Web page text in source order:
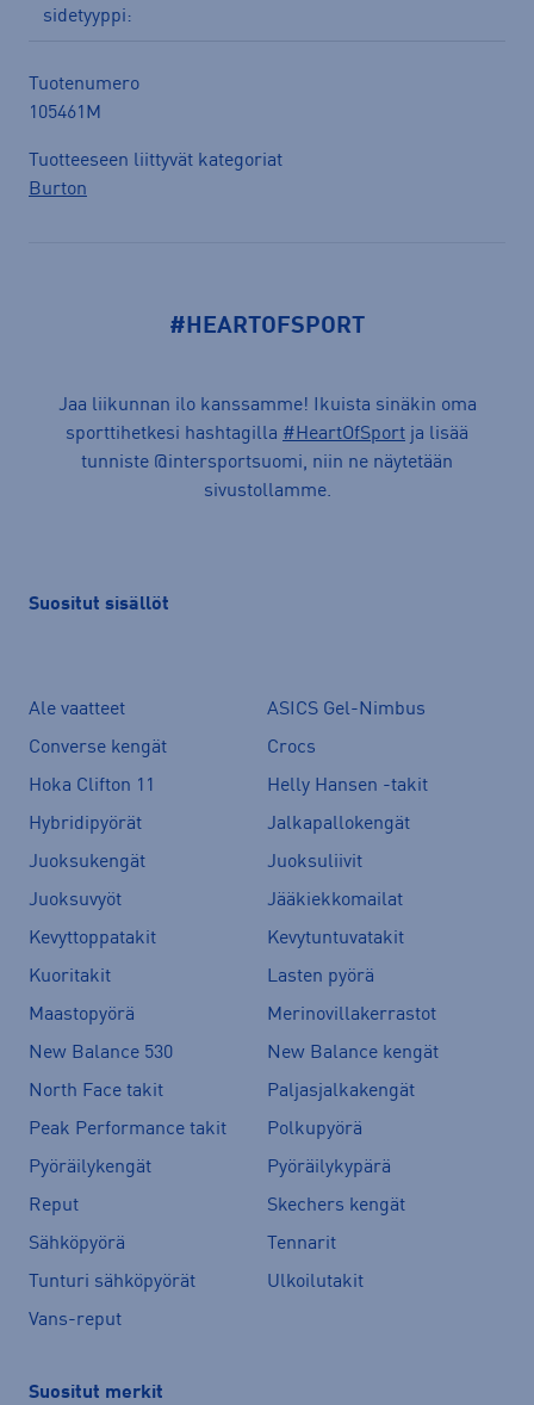
sidetyyppi:
Tuotenumero
105461M
Tuotteeseen liittyvät kategoriat
Burton
#HEARTOFSPORT
Jaa liikunnan ilo kanssamme! Ikuista sinäkin oma
sporttihetkesi hashtagilla #HeartOfSport ja lisää
tunniste @intersportsuomi, niin ne näytetään
sivustollamme.
Suositut sisällöt
Ale vaatteet
ASICS Gel-Nimbus
Converse kengät
Crocs
Hoka Clifton 11
Helly Hansen -takit
Hybridipyörät
Jalkapallokengät
Juoksukengät
Juoksuliivit
Juoksuvyöt
Jääkiekkomailat
Kevyttoppatakit
Kevytuntuvatakit
Kuoritakit
Lasten pyörä
Maastopyörä
Merinovillakerrastot
New Balance 530
New Balance kengät
North Face takit
Paljasjalkakengät
Peak Performance takit
Polkupyörä
Pyöräilykengät
Pyöräilykypärä
Reput
Skechers kengät
Sähköpyörä
Tennarit
Tunturi sähköpyörät
Ulkoilutakit
Vans-reput
Suositut merkit